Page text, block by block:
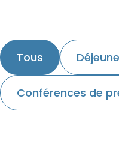
Tous
Conférences de